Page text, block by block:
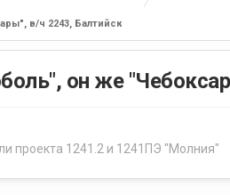
в/ч 2243, Балтийск
он же
проекта 1241.2 и 1241ПЭ "Молния"